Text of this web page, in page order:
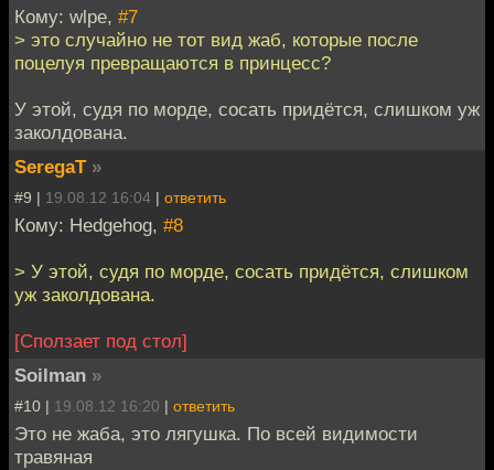
Кому: wlpe, #7
> это случайно не тот вид жаб, которые после
поцелуя превращаются в принцесс?
У этой, судя по морде, сосать придётся, слишком уж
заколдована.
SeregaT »
#9 | 19.08.12 16:04 | ответить
Кому: Hedgehog, #8
> У этой, судя по морде, сосать придётся, слишком
уж заколдована.
[Сползает под стол]
Soilman »
#10 | 19.08.12 16:20 | ответить
Это не жаба, это лягушка. По всей видимости
травяная